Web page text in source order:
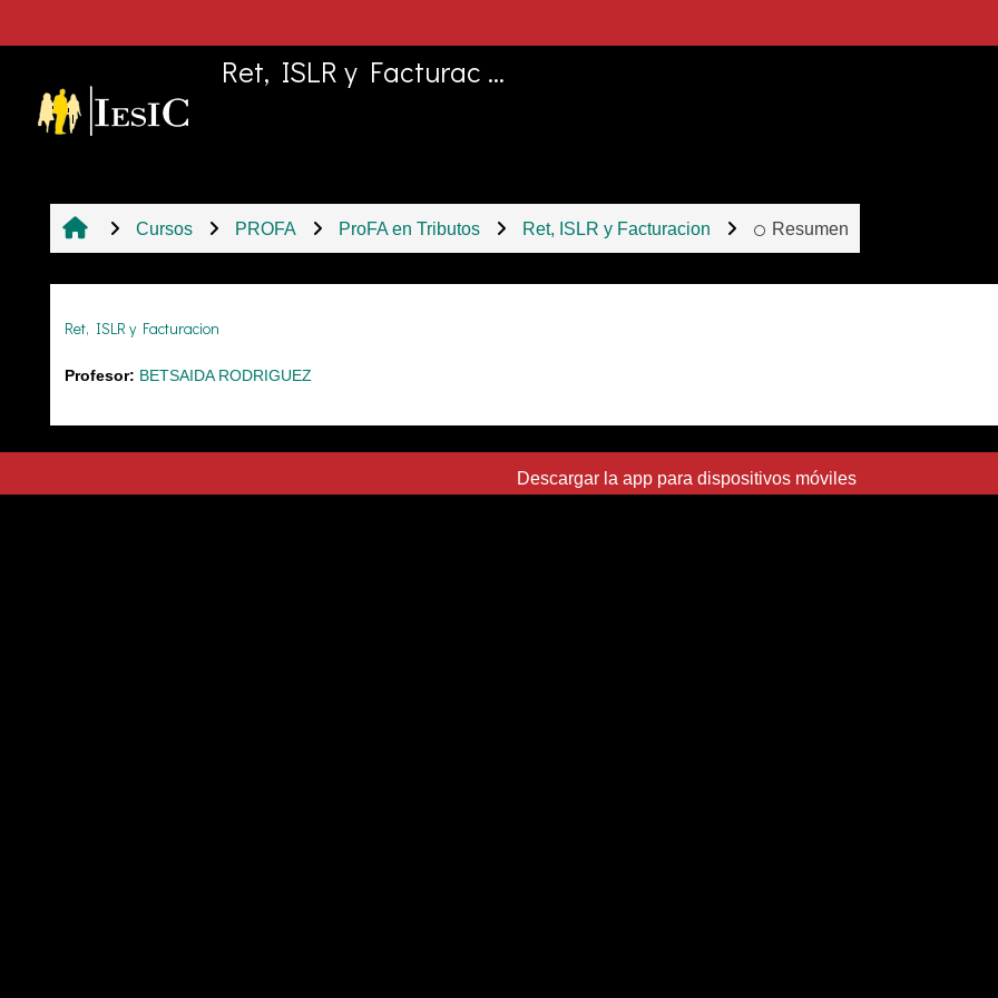
Ret, ISLR y Facturac ...
Cursos PROFA ProFA en Tributos Ret, ISLR y Facturacion Resumen
Ret, ISLR y Facturacion
Profesor: BETSAIDA RODRIGUEZ
Descargar la app para dispositivos móviles